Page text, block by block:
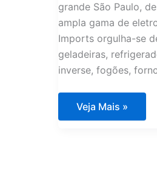
grande São Paulo,
ampla gama de
Imports orgulha-se
geladeiras,
inverse, fogões,
Assistência
Técnica
Veja Mais »